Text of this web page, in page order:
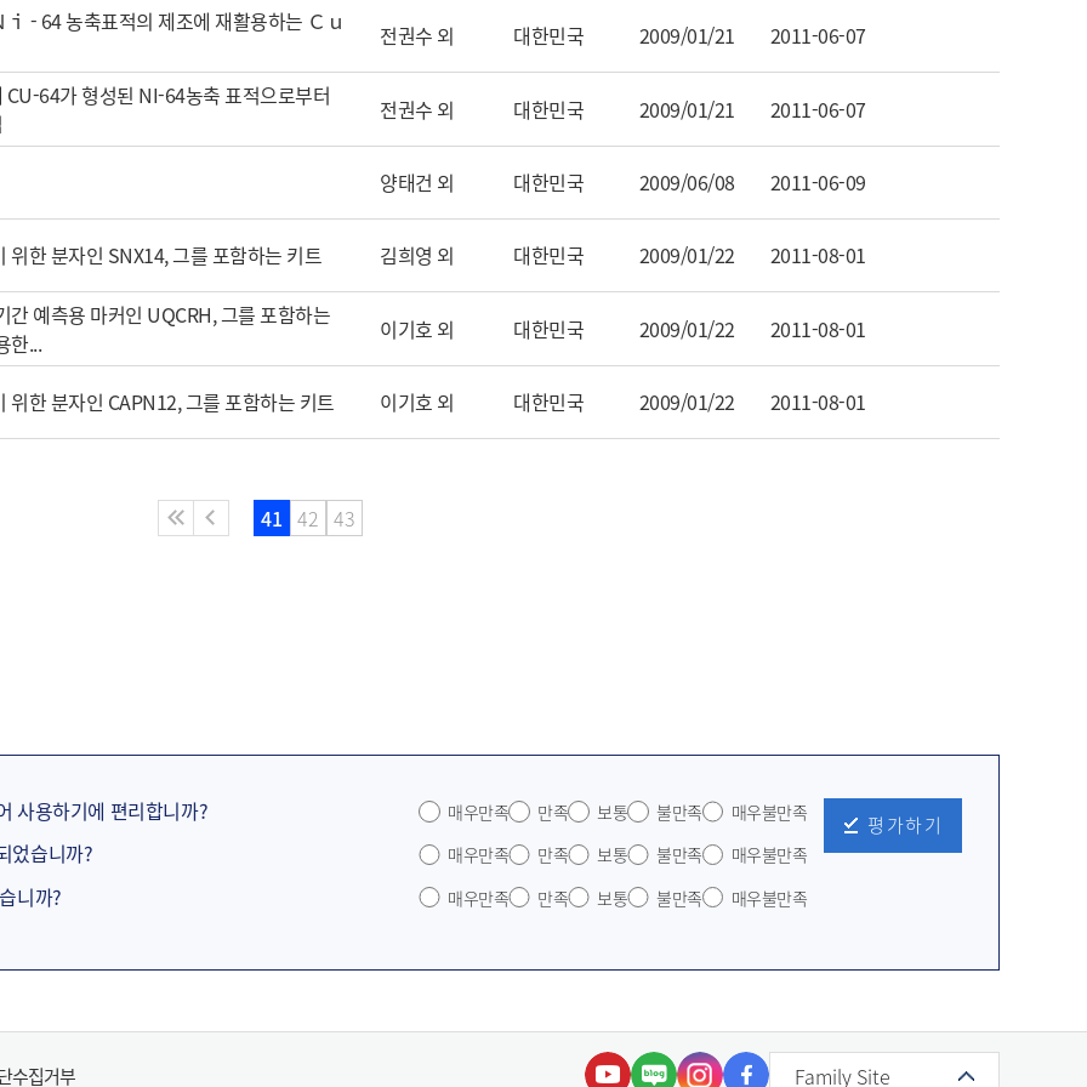
- 64 농축표적의 제조에 재활용하는 Ｃｕ 전권수 외 대한민국 2009/01/21 2011-06-07
64가 형성된 NI-64농축 표적으로부터
전권수 외 대한민국 2009/01/21 2011-06-07
양태건 외 대한민국 2009/06/08 2011-06-09
위한 분자인 SNX14, 그를 포함하는 키트 김희영 외 대한민국 2009/01/22 2011-08-01
간 예측용 마커인 UQCRH, 그를 포함하는
한...
이기호 외 대한민국 2009/01/22 2011-08-01
위한 분자인 CAPN12, 그를 포함하는 키트 이기호 외 대한민국 2009/01/22 2011-08-01
41 42 43
사용하기에 편리합니까? 매우만족 만족 보통 불만족 매우불만족
었습니까? 매우만족 만족 보통 불만족 매우불만족
니까? 매우만족 만족 보통 불만족 매우불만족
평가하기
수집거부 Family Site